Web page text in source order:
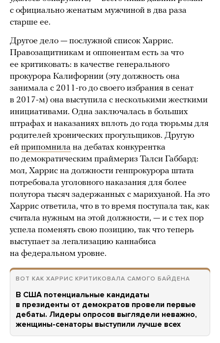
с официально женатым мужчиной в два раза
старше ее.
Другое дело — послужной список Харрис.
Правозащитникам и оппонентам есть за что
ее критиковать: в качестве генерального
прокурора Калифорнии (эту должность она
занимала с 2011-го до своего избрания в сенат
в 2017-м) она выступила с несколькими жесткими
инициативами. Одна заключалась в больших
штрафах и наказаниях вплоть до года тюрьмы для
родителей хронических прогульщиков. Другую
ей припомнила на дебатах конкурентка
по демократическим праймериз Талси Габбард:
мол, Харрис на должности генпрокурора штата
потребовала уголовного наказания для более
полутора тысяч задержанных с марихуаной. На это
Харрис ответила, что в то время поступала так, как
считала нужным на этой должности, — и с тех пор
успела поменять свою позицию, так что теперь
выступает за легализацию каннабиса
на федеральном уровне.
ВОТ КАК ХАРРИС КРИТИКОВАЛА САМОГО БАЙДЕНА
В США потенциальные кандидаты
в президенты от демократов провели первые
дебаты. Лидеры опросов выглядели неважно,
женщины-сенаторы выступили лучше всех